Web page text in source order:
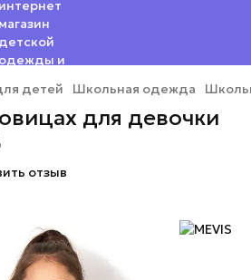
детей Школьная одежда
для девочки
отзыв